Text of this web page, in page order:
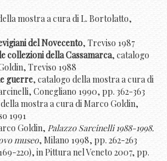
mostra a cura di L. Bortolatto,
del Novecento, Treviso 1987
collezioni della Cassamarca, catalogo
Treviso 1988
guerre, catalogo della mostra a cura di
Conegliano 1990, pp. 362-363
mostra a cura di Marco Goldin,
1991
Goldin, Palazzo Sarcinelli 1988-1998.
museo, Milano 1998, pp. 262-263
220), in Pittura nel Veneto 2007, pp.